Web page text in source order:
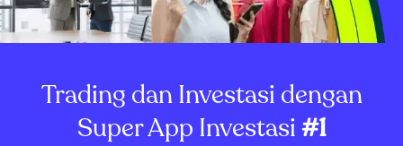
Trading dan Investasi dengan
Super App Investasi#1